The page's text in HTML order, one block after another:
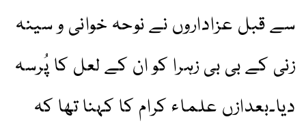
سے قبل عزاداروں نے نوحہ خوانی و سینہ
زنی کے بی بی زہرا کو ان کے لعل کا پُرسہ
دیا۔بعدازں علماء کرام کا کہنا تھا کہ